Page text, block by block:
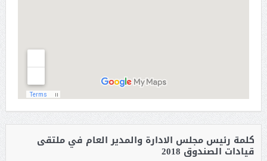
كلمة رئيس مجلس الادارة والمدير العام في ملتقى
قيادات الصندوق 2018